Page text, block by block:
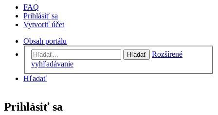
FAQ
Prihlásiť sa
Vytvoriť účet
Obsah portálu
Hľadať
Rozšírené
vyhľadávanie
Hľadať
Prihlásiť sa